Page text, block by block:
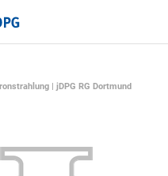
| jDPG RG Dortmund